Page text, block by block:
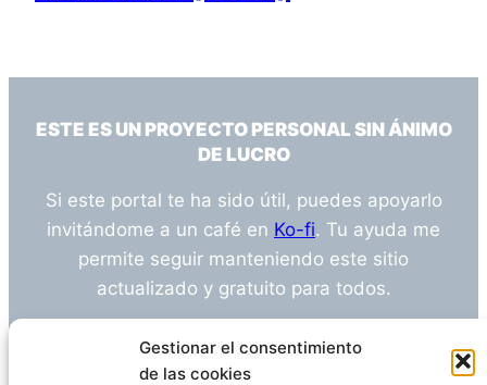
Gestionar el consentimiento
de las cookies
ESTE ES UN PROYECTO PERSONAL SIN ÁNIMO
DE LUCRO
Si este portal te ha sido útil, puedes apoyarlo
invitándome a un café en Ko-fi. Tu ayuda me
permite seguir manteniendo este sitio
actualizado y gratuito para todos.
¿Tienes alguna duda o sugerencia? Escríbeme
info@empleosanitarioinvestigacion.es